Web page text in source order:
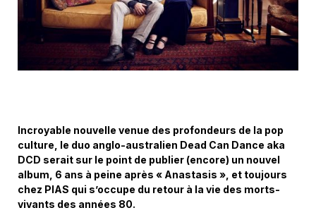
Incroyable nouvelle venue des profondeurs de la pop
culture, le duo anglo-australien Dead Can Dance aka
DCD serait sur le point de publier (encore) un nouvel
album, 6 ans à peine après « Anastasis », et toujours
chez PIAS qui s’occupe du retour à la vie des morts-
vivants des années 80.